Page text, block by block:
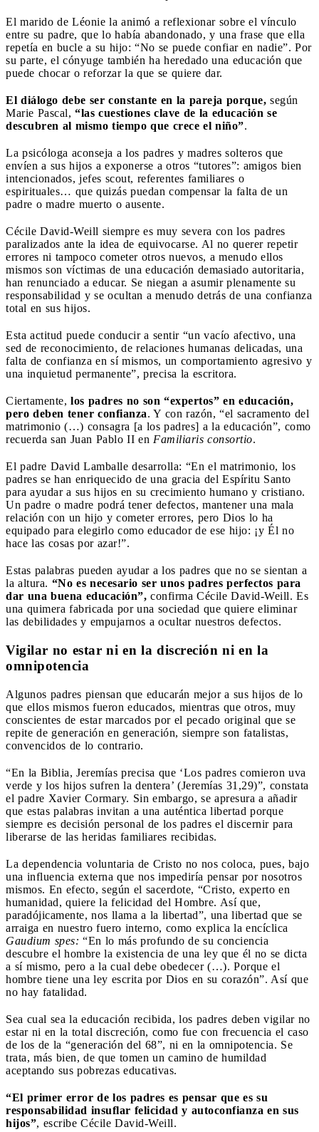
El marido de Léonie la animó a reflexionar sobre el vínculo
entre su padre, que lo había abandonado, y una frase que ella
repetía en bucle a su hijo: “No se puede confiar en nadie”. Por
su parte, el cónyuge también ha heredado una educación que
puede chocar o reforzar la que se quiere dar.
El diálogo debe ser constante en la pareja porque, según
Marie Pascal, “las cuestiones clave de la educación se
descubren al mismo tiempo que crece el niño”.
La psicóloga aconseja a los padres y madres solteros que
envíen a sus hijos a exponerse a otros “tutores”: amigos bien
intencionados, jefes scout, referentes familiares o
espirituales… que quizás puedan compensar la falta de un
padre o madre muerto o ausente.
Cécile David-Weill siempre es muy severa con los padres
paralizados ante la idea de equivocarse. Al no querer repetir
errores ni tampoco cometer otros nuevos, a menudo ellos
mismos son víctimas de una educación demasiado autoritaria,
han renunciado a educar. Se niegan a asumir plenamente su
responsabilidad y se ocultan a menudo detrás de una confianza
total en sus hijos.
Esta actitud puede conducir a sentir “un vacío afectivo, una
sed de reconocimiento, de relaciones humanas delicadas, una
falta de confianza en sí mismos, un comportamiento agresivo y
una inquietud permanente”, precisa la escritora.
Ciertamente, los padres no son “expertos” en educación,
pero deben tener confianza. Y con razón, “el sacramento del
matrimonio (…) consagra [a los padres] a la educación”, como
recuerda san Juan Pablo II en Familiaris consortio.
El padre David Lamballe desarrolla: “En el matrimonio, los
padres se han enriquecido de una gracia del Espíritu Santo
para ayudar a sus hijos en su crecimiento humano y cristiano.
Un padre o madre podrá tener defectos, mantener una mala
relación con un hijo y cometer errores, pero Dios lo ha
equipado para elegirlo como educador de ese hijo: ¡y Él no
hace las cosas por azar!”.
Estas palabras pueden ayudar a los padres que no se sientan a
la altura. “No es necesario ser unos padres perfectos para
dar una buena educación”, confirma Cécile David-Weill. Es
una quimera fabricada por una sociedad que quiere eliminar
las debilidades y empujarnos a ocultar nuestros defectos.
Vigilar no estar ni en la discreción ni en la
omnipotencia
Algunos padres piensan que educarán mejor a sus hijos de lo
que ellos mismos fueron educados, mientras que otros, muy
conscientes de estar marcados por el pecado original que se
repite de generación en generación, siempre son fatalistas,
convencidos de lo contrario.
“En la Biblia, Jeremías precisa que ‘Los padres comieron uva
verde y los hijos sufren la dentera’ (Jeremías 31,29)”, constata
el padre Xavier Cormary. Sin embargo, se apresura a añadir
que estas palabras invitan a una auténtica libertad porque
siempre es decisión personal de los padres el discernir para
liberarse de las heridas familiares recibidas.
La dependencia voluntaria de Cristo no nos coloca, pues, bajo
una influencia externa que nos impediría pensar por nosotros
mismos. En efecto, según el sacerdote, “Cristo, experto en
humanidad, quiere la felicidad del Hombre. Así que,
paradójicamente, nos llama a la libertad”, una libertad que se
arraiga en nuestro fuero interno, como explica la encíclica
Gaudium spes: “En lo más profundo de su conciencia
descubre el hombre la existencia de una ley que él no se dicta
a sí mismo, pero a la cual debe obedecer (…). Porque el
hombre tiene una ley escrita por Dios en su corazón”. Así que
no hay fatalidad.
Sea cual sea la educación recibida, los padres deben vigilar no
estar ni en la total discreción, como fue con frecuencia el caso
de los de la “generación del 68”, ni en la omnipotencia. Se
trata, más bien, de que tomen un camino de humildad
aceptando sus pobrezas educativas.
“El primer error de los padres es pensar que es su
responsabilidad insuflar felicidad y autoconfianza en sus
hijos”, escribe Cécile David-Weill.